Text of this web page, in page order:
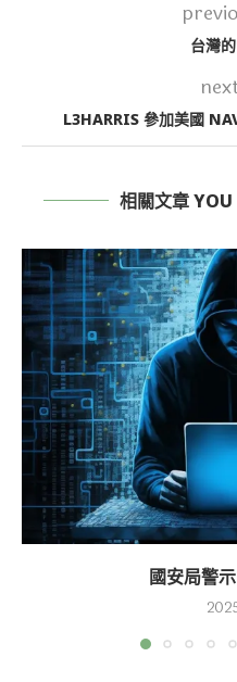
台灣
L3HARRIS 參加美國
相關文章
國安局警